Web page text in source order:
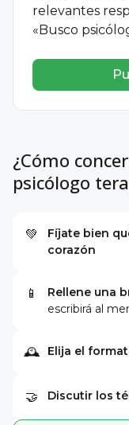
relevantes
«Busco
¿Cómo
psicólogo
💚
Fíjate bien
corazón
📱 Rellene una
escribirá al
🕰 Elija el
🤝 Discutir los